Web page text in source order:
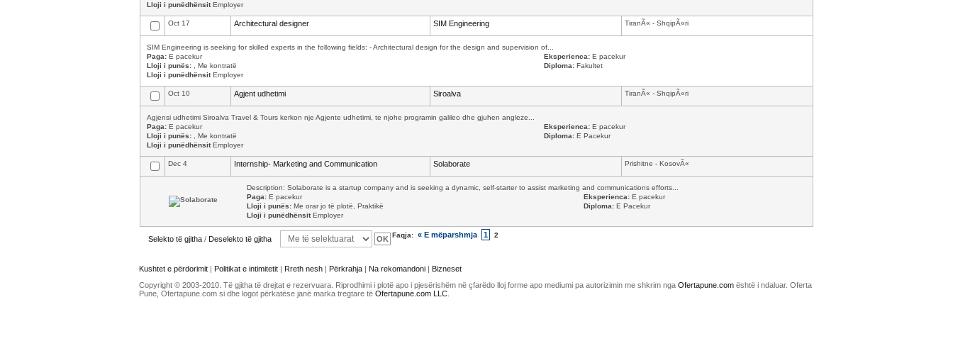
Lloji i punëdhënsitEmployer
Oct 17 Architectural designer SIM Engineering TiranÃ« - ShqipÃ«ri
SIM Engineering is seeking for skilled experts in the following fields: - Architectural design for the design and supervision of...
Paga: E pacekur Eksperienca: E pacekur
Lloji i punës: , Me kontratë Diploma: Fakultet
Lloji i punëdhënsitEmployer
Oct 10 Agjent udhetimi Siroalva TiranÃ« - ShqipÃ«ri
Agjensi udhetimi Siroalva Travel & Tours kerkon nje Agjente udhetimi, te njohe programin galileo dhe gjuhen angleze...
Paga: E pacekur Eksperienca: E pacekur
Lloji i punës: , Me kontratë Diploma: E Pacekur
Lloji i punëdhënsitEmployer
Dec 4 Internship- Marketing and Communication Solaborate Prishitne - KosovÃ«
Description: Solaborate is a startup company and is seeking a dynamic, self-starter to assist marketing and communications efforts...
Paga: E pacekur Eksperienca: E pacekur
Lloji i punës: Me orar jo të plotë, Praktikë Diploma: E Pacekur
Lloji i punëdhënsitEmployer
Selekto të gjitha / Deselekto të gjitha Faqja: « E mëparshmja 1 2
Kushtet e përdorimit | Politikat e intimitetit | Rreth nesh | Përkrahja | Na rekomandoni | Bizneset
Copyright © 2003-2010. Të gjitha të drejtat e rezervuara. Riprodhimi i plotë apo i pjesërishëm në çfarëdo lloj forme apo mediumi pa autorizimin me shkrim nga Ofertapune.com është i ndaluar. Oferta
Pune, Ofertapune.com si dhe logot përkatëse janë marka tregtare të Ofertapune.com LLC